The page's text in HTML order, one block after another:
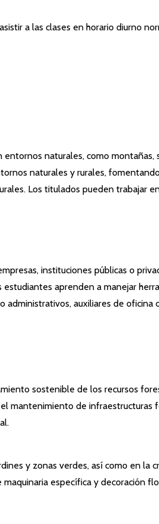
a las clases en horario diurno
naturales, como
naturales y rurales,
Los titulados pueden trabajar
instituciones públicas o
aprenden a manejar
auxiliares de
sostenible de los recursos
mantenimiento de
y zonas verdes, así como en la
específica y decoración